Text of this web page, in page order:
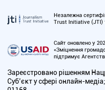
Незалежна
Trust Initiative (JTI)
Сайт оновлено у
«Зміцнення
підтримує
Зареєстровано рішенням
Cуб’єкт у сфері онлайн-